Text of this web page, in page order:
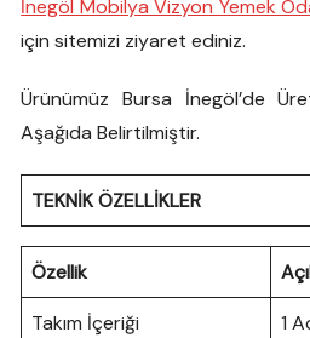
İnegöl Mobilya Vizyon Yemek
için sitemizi ziyaret ediniz.
Ürünümüz Bursa İnegöl’de
Aşağıda Belirtilmiştir.
TEKNİK ÖZELLİKLER
Özellik
Takım İçeriği
1